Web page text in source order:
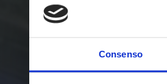
Consenso